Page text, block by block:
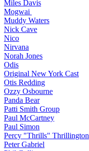
Miles Davis
Mogwai
Muddy Waters
Nick Cave
Nico
Nirvana
Norah Jones
Odis
Original New York Cast
Otis Redding
Ozzy Osbourne
Panda Bear
Patti Smith Group
Paul McCartney
Paul Simon
Percy "Thrills" Thrillington
Peter Gabriel